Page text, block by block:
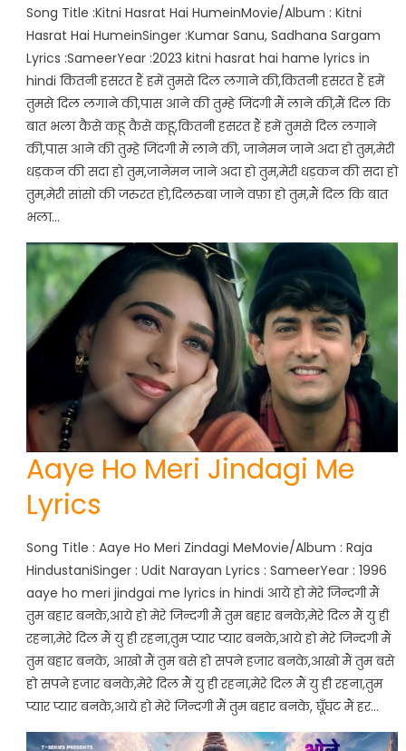
Song Title :Kitni Hasrat Hai HumeinMovie/Album : Kitni
Hasrat Hai HumeinSinger :Kumar Sanu, Sadhana Sargam
Lyrics :SameerYear :2023 kitni hasrat hai hame lyrics in
hindi कितनी हसरत हैं हमें तुमसे दिल लगाने की,कितनी हसरत हैं हमें
तुमसे दिल लगाने की,पास आने की तुम्हे जिंदगी मैं लाने की,मैं दिल कि
बात भला कैसे कहू कैसे कहू,कितनी हसरत हैं हमें तुमसे दिल लगाने
की,पास आने की तुम्हे जिंदगी मैं लाने की, जानेमन जाने अदा हो तुम,मेरी
धड़कन की सदा हो तुम,जानेमन जाने अदा हो तुम,मेरी धड़कन की सदा हो
तुम,मेरी सांसो की जरुरत हो,दिलरुबा जाने वफ़ा हो तुम,मैं दिल कि बात
भला…
Aaye Ho Meri Jindagi Me
Lyrics
Song Title : Aaye Ho Meri Zindagi MeMovie/Album : Raja
HindustaniSinger : Udit Narayan Lyrics : SameerYear : 1996
aaye ho meri jindgai me lyrics in hindi आये हो मेरे जिन्दगी मैं
तुम बहार बनके,आये हो मेरे जिन्दगी मैं तुम बहार बनके,मेरे दिल मैं यु ही
रहना,मेरे दिल मैं यु ही रहना,तुम प्यार प्यार बनके,आये हो मेरे जिन्दगी मैं
तुम बहार बनके, आखो मैं तुम बसे हो सपने हजार बनके,आखो मैं तुम बसे
हो सपने हजार बनके,मेरे दिल मैं यु ही रहना,मेरे दिल मैं यु ही रहना,तुम
प्यार प्यार बनके,आये हो मेरे जिन्दगी मैं तुम बहार बनके, घूँघट मैं हर…